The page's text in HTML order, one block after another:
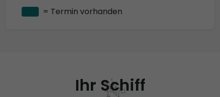
= Termin vorhanden
Ihr Schiff